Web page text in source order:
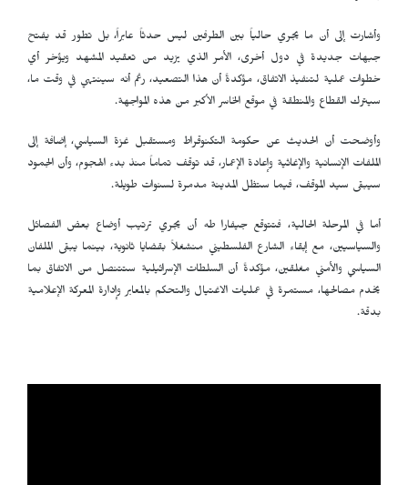
وأشارت إلى أن ما يجري حالياً بين الطرفين ليس حدثاً عابراً، بل تطور قد يفتح
جبهات جديدة في دول أخرى، الأمر الذي يزيد من تعقيد المشهد ويؤخر أي
خطوات عملية لتنفيذ الاتفاق، مؤكدةً أن هذا التصعيد، رغم أنه سينتهي في وقت ما،
سيترك القطاع والمنطقة في موقع الخاسر الأكبر من هذه المواجهة.
وأوضحت أن الحديث عن حكومة التكنوقراط ومستقبل غزة السياسي، إضافة إلى
الملفات الإنسانية والإغاثية وإعادة الإعمار، قد توقف تماماً منذ بدء الهجوم، وأن الجمود
سيبقى سيد الموقف، فيما ستظل المدينة مدمرة لسنوات طويلة.
أما في المرحلة الحالية، فتتوقع جيفارا طه أن يجري ترتيب أوضاع بعض الفصائل
والسياسيين، مع إبقاء الشارع الفلسطيني منشغلاً بقضايا ثانوية، بينما يبقى الملفان
السياسي والأمني مغلقين، مؤكدةً أن السلطات الإسرائيلية ستتنصل من الاتفاق بما
يخدم مصالحها، مستمرة في عمليات الاغتيال والتحكم بالمعابر وإدارة المعركة الإعلامية
بدقة.